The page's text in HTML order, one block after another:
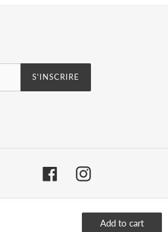
S'INSCRIRE
FacebookInstagram
Add to cart